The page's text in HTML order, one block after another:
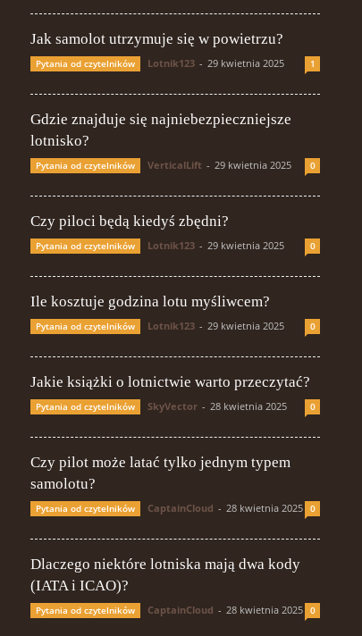
Jak samolot utrzymuje się w powietrzu?
Pytania od czytelników Lotnik123 - 29 kwietnia 2025 1
Gdzie znajduje się najniebezpieczniejsze
lotnisko?
Pytania od czytelników VerticalLift - 29 kwietnia 2025 0
Czy piloci będą kiedyś zbędni?
Pytania od czytelników Lotnik123 - 29 kwietnia 2025 0
Ile kosztuje godzina lotu myśliwcem?
Pytania od czytelników Lotnik123 - 29 kwietnia 2025 0
Jakie książki o lotnictwie warto przeczytać?
Pytania od czytelników SkyVector - 28 kwietnia 2025 0
Czy pilot może latać tylko jednym typem
samolotu?
Pytania od czytelników CaptainCloud - 28 kwietnia 2025 0
Dlaczego niektóre lotniska mają dwa kody
(IATA i ICAO)?
Pytania od czytelników CaptainCloud - 28 kwietnia 2025 0